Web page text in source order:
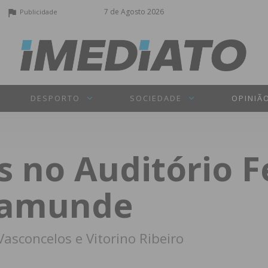
7 de Agosto 2026
Publicidade
DESPORTO SOCIEDADE
no Auditório
e Vitorino Ribeiro